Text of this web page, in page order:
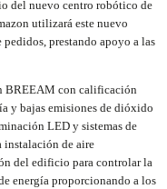
del nuevo centro robótico de
utilizará este nuevo
prestando apoyo a las
BREEAM con calificación
y bajas emisiones de dióxido
LED y sistemas de
instalación de aire
del edificio para controlar la
energía proporcionando a los